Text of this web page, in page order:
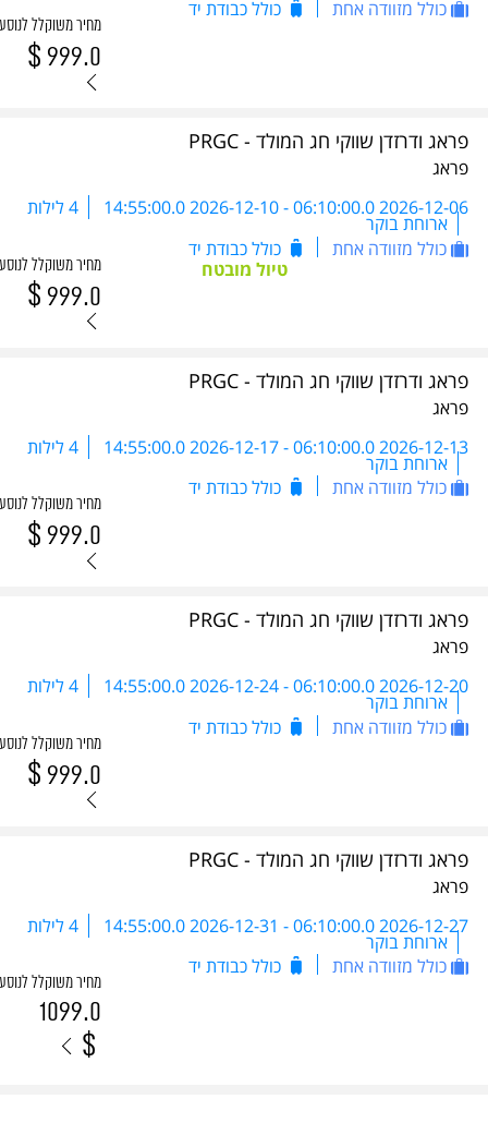
כולל מזוודה אחת כולל כבודת יד
מחיר משוקלל לנוסע
999.0
$
פראג ודרזדן שווקי חג המולד - PRGC
פראג
2026-12-06 06:10:00.0
- 4 לילות
ארוחת בוקר
כולל מזוודה אחת
כולל כבודת יד
טיול מובטח
מחיר משוקלל לנוסע
999.0
$
פראג ודרזדן שווקי חג המולד - PRGC
פראג
2026-12-13 06:10:00.0
- 4 לילות
ארוחת בוקר
כולל מזוודה אחת
כולל כבודת יד
מחיר משוקלל לנוסע
999.0
$
פראג ודרזדן שווקי חג המולד - PRGC
פראג
2026-12-20 06:10:00.0
- 4 לילות
ארוחת בוקר
כולל מזוודה אחת
כולל כבודת יד
מחיר משוקלל לנוסע
999.0
$
פראג ודרזדן שווקי חג המולד - PRGC
פראג
2026-12-27 06:10:00.0
- 4 לילות
ארוחת בוקר
כולל מזוודה אחת
כולל כבודת יד
מחיר משוקלל לנוסע
1099.0
$